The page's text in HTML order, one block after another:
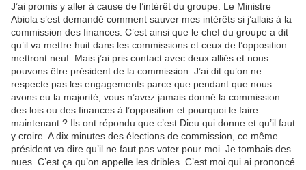
J’ai promis y aller à cause de l’intérêt du groupe. Le Ministre
Abiola s’est demandé comment sauver mes intérêts si j’allais à la
commission des finances. C’est ainsi que le chef du groupe a dit
qu’il va mettre huit dans les commissions et ceux de l’opposition
mettront neuf. Mais j’ai pris contact avec deux alliés et nous
pouvons être président de la commission. J’ai dit qu’on ne
respecte pas les engagements parce que pendant que nous
avons eu la majorité, vous n’avez jamais donné la commission
des lois ou des finances à l’opposition et pourquoi le faire
maintenant ? Ils ont répondu que c’est Dieu qui donne et qu’il faut
y croire. A dix minutes des élections de commission, ce même
président va dire qu’il ne faut pas voter pour moi. Je tombais des
nues. C’est ça qu’on appelle les dribles. C’est moi qui ai prononcé